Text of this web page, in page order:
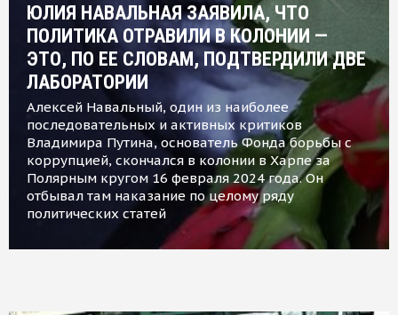
ЮЛИЯ НАВАЛЬНАЯ ЗАЯВИЛА, ЧТО
ПОЛИТИКА ОТРАВИЛИ В КОЛОНИИ —
ЭТО, ПО ЕЕ СЛОВАМ, ПОДТВЕРДИЛИ ДВЕ
ЛАБОРАТОРИИ
Алексей Навальный, один из наиболее
последовательных и активных критиков
Владимира Путина, основатель Фонда борьбы с
коррупцией, скончался в колонии в Харпе за
Полярным кругом 16 февраля 2024 года. Он
отбывал там наказание по целому ряду
политических статей